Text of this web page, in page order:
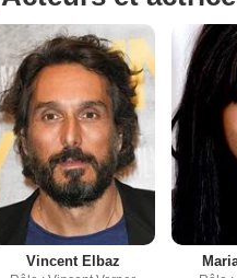
Vincent Elbaz